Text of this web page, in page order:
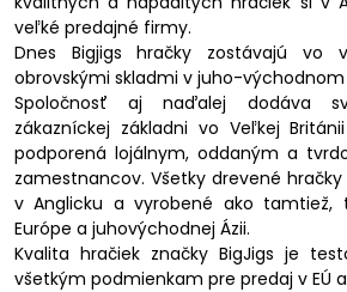
veľké predajné firmy.
Dnes Bigjigs hračky zostávajú vo
obrovskými skladmi v juho-východnom
Spoločnosť aj naďalej dodáva
zákazníckej základni vo Veľkej
podporená lojálnym, oddaným a
zamestnancov. Všetky drevené
v Anglicku a vyrobené ako tamtiež,
Európe a juhovýchodnej Ázii.
Kvalita hračiek značky BigJigs je
všetkým podmienkam pre predaj v EÚ a